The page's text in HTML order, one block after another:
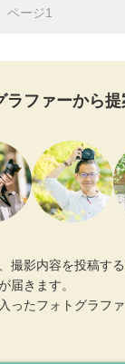
ページ1
ラファーから提
撮影内容を投稿す
届きます。
ったフォトグラフ